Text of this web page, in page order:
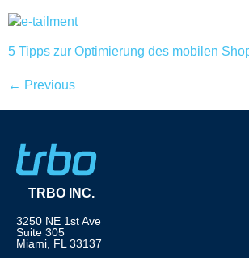
5 Tipps zur Optimierung des mobilen
← Previous
TRBO INC.
3250 NE 1st Ave
Suite 305
Miami, FL 33137